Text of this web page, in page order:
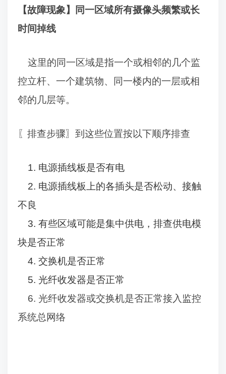
【故障现象】同一区域所有摄像头频繁或长
时间掉线
这里的同一区域是指一个或相邻的几个监
控立杆、一个建筑物、同一楼内的一层或相
邻的几层等。
〖排查步骤〗到这些位置按以下顺序排查
1. 电源插线板是否有电
2. 电源插线板上的各插头是否松动、接触
不良
3. 有些区域可能是集中供电，排查供电模
块是否正常
4. 交换机是否正常
5. 光纤收发器是否正常
6. 光纤收发器或交换机是否正常接入监控
系统总网络